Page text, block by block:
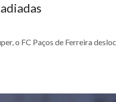
o FC Paços de Ferreira